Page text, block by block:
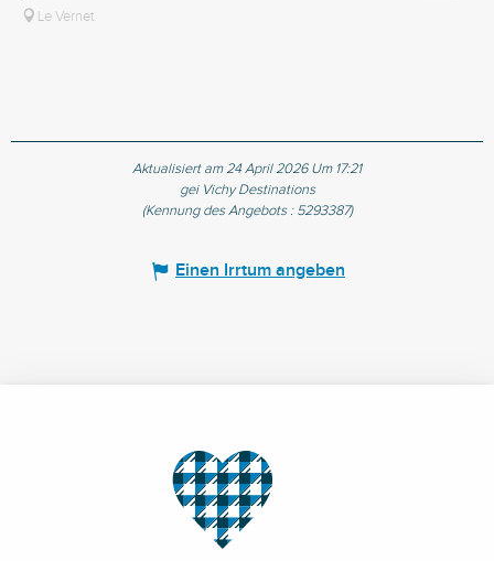
Le Vernet
Aktualisiert am 24 April 2026 Um 17:21
gei Vichy Destinations
(Kennung des Angebots : 5293387)
Einen Irrtum angeben